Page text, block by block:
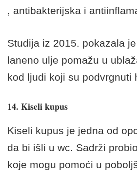
, antibakterijska i
Studija iz 2015. pokazala
laneno ulje pomažu u
kod ljudi koji su podvrgnuti
14. Kiseli kupus
Kiseli kupus je jedna od
da bi išli u wc. Sadrži
koje mogu pomoći u